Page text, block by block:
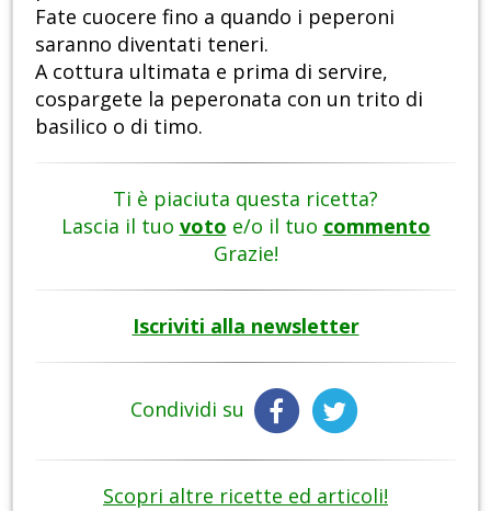
Fate cuocere fino a quando i peperoni
saranno diventati teneri.
A cottura ultimata e prima di servire,
cospargete la peperonata con un trito di
basilico o di timo.
Ti è piaciuta questa ricetta?
Lascia il tuo voto e/o il tuo commento
Grazie!
Iscriviti alla newsletter
Condividi su
Scopri altre ricette ed articoli!